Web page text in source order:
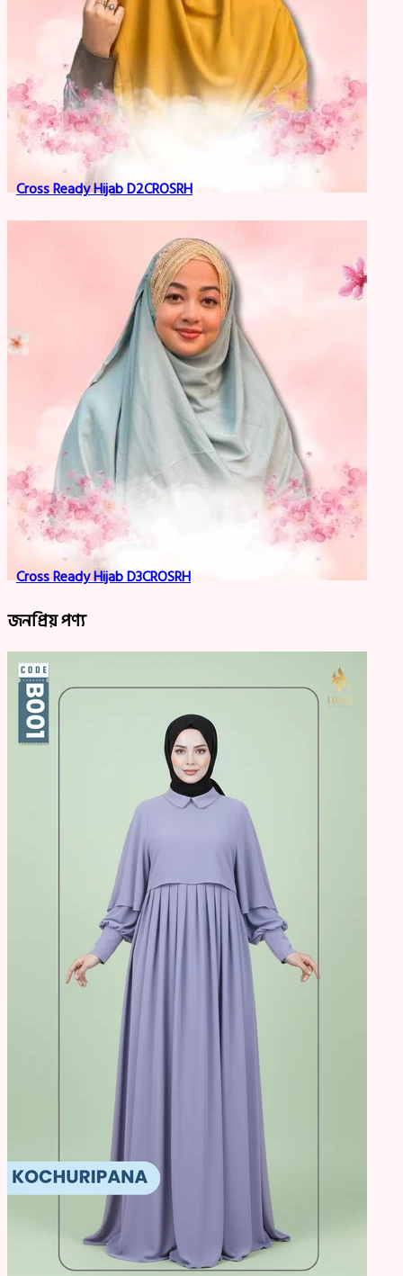
Cross Ready Hijab D2CROSRH
Cross Ready Hijab D3CROSRH
জনপ্রিয় পণ্য